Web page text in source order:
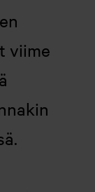
viime